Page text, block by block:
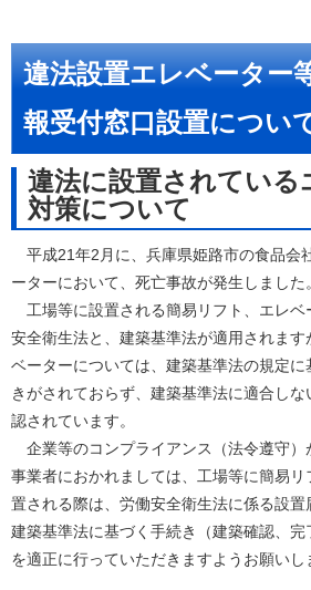
違法設置エレベーター
報受付窓口設置につい
違法に設置されている
対策について
平成21年2月に、兵庫県姫路市の食品会
ーターにおいて、死亡事故が発生しました。
工場等に設置される簡易リフト、エレベ
安全衛生法と、建築基準法が適用されま
ベーターについては、建築基準法の規定
きがされておらず、建築基準法に適合し
認されています。
企業等のコンプライアンス（法令遵守）
事業者におかれましては、工場等に簡易
置される際は、労働安全衛生法に係る設置
建築基準法に基づく手続き（建築確認、完
を適正に行っていただきますようお願いし